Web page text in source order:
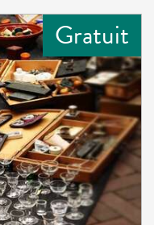
Gratuit